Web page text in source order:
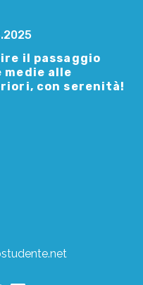
il passaggio
medie alle
con serenità!